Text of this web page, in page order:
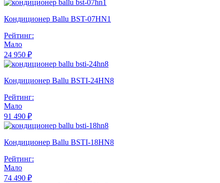
Кондиционер Ballu BST-07HN1
Рейтинг:
Мало
24 950 ₽
Кондиционер Ballu BSTI-24HN8
Рейтинг:
Мало
91 490 ₽
Кондиционер Ballu BSTI-18HN8
Рейтинг:
Мало
74 490 ₽